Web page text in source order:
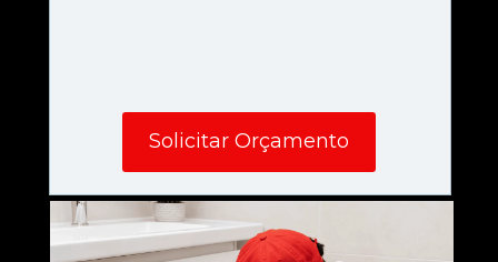
Solicitar Orçamento